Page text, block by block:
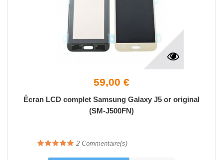
59,00 €
Écran LCD complet Samsung Galaxy J5 or original
(SM-J500FN)
2 Commentaire(s)